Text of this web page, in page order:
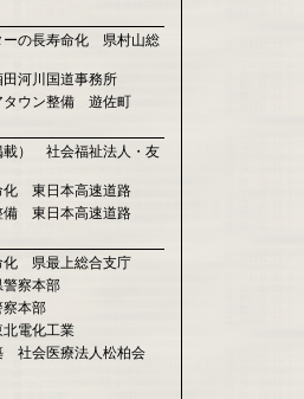
ーの長寿命化 県村山総
河川国道事務所
タウン整備 遊佐町
載） 社会福祉法人・友
化 東日本高速道路
備 東日本高速道路
化 県最上総合支庁
察本部
本部
電化工業
社会医療法人松柏会